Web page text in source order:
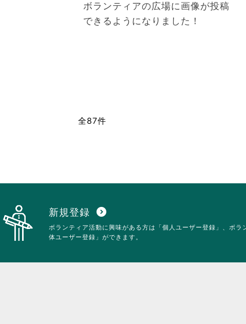
ボランティアの広場に画像が投稿
できるようになりました！
全87件
新規登録 expand_circle_down
ボランティア活動に興味がある方は「個人ユーザー登録」、ボラ
体ユーザー登録」ができます。